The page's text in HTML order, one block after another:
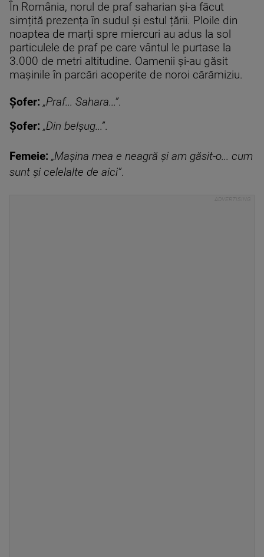
În România, norul de praf saharian și-a făcut
simțită prezența în sudul și estul țării. Ploile din
noaptea de marți spre miercuri au adus la sol
particulele de praf pe care vântul le purtase la
3.000 de metri altitudine. Oamenii și-au găsit
mașinile în parcări acoperite de noroi cărămiziu.
Șofer: „Praf... Sahara...”.
Șofer: „Din belșug...”.
Femeie: „Mașina mea e neagră și am găsit-o... cum
sunt și celelalte de aici”.